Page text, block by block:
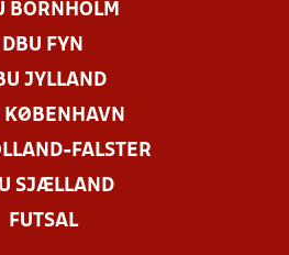
BORNHOLM
DBU FYN
JYLLAND
KØBENHAVN
FALSTER
SJÆLLAND
FUTSAL